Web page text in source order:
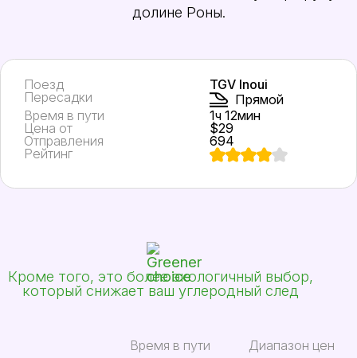
долине Роны.
Поезд
TGV Inoui
Пересадки
Прямой
Время в пути
1ч 12мин
Цена от
$29
Отправления
694
Рейтинг
Кроме того, это более экологичный выбор,
который снижает ваш углеродный след
Время в пути Диапазон цен